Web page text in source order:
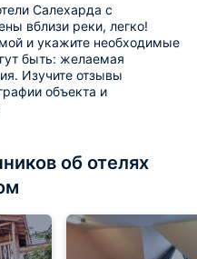
Салехарда с
вблизи реки, легко!
и укажите необходимые
быть: желаемая
Изучите отзывы
объекта и
об отелях